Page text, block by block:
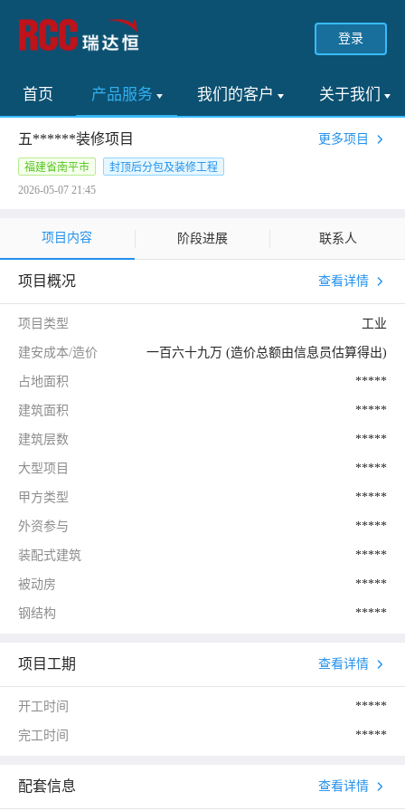
登录
首页 产品服务 我们的客户 关于我们
五******装修项目 更多项目
福建省南平市
封顶后分包及装修工程
2026-05-07 21:45
项目内容 阶段进展 联系人
项目概况 查看详情
项目类型 工业
建安成本/造价 一百六十九万 (造价总额由信息员估算得出)
占地面积 *****
建筑面积 *****
建筑层数 *****
大型项目 *****
甲方类型 *****
外资参与 *****
装配式建筑 *****
被动房 *****
钢结构 *****
项目工期 查看详情
开工时间 *****
完工时间 *****
配套信息 查看详情